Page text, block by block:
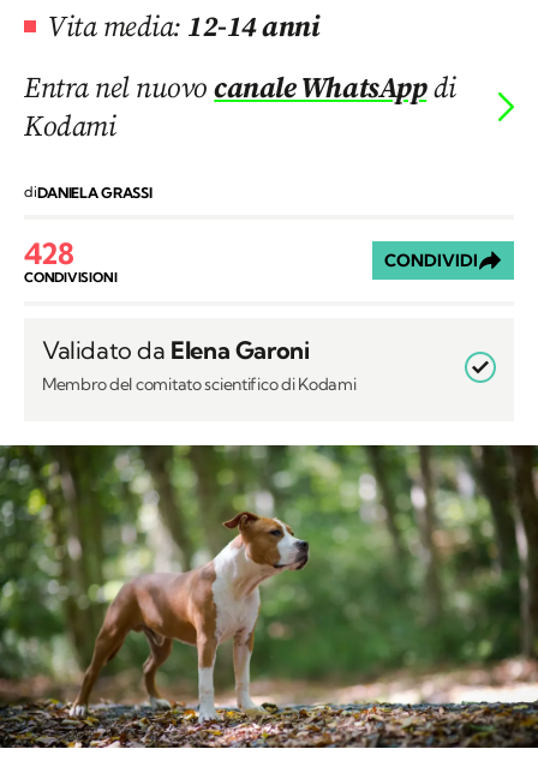
Vita media: 12-14 anni
Entra nel nuovocanale WhatsAppdi
Kodami
diDANIELA GRASSI
428
CONDIVISIONI
CONDIVIDI
Validato da Elena Garoni
Membro del comitato scientifico di Kodami